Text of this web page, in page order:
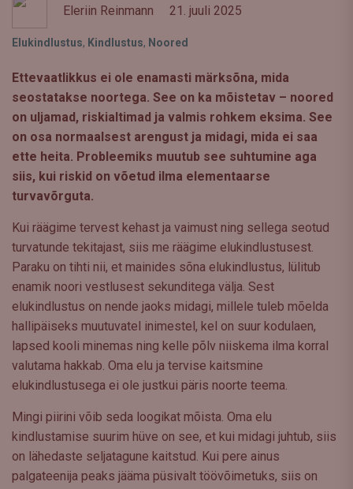
Eleriin Reinmann 21. juuli 2025
Elukindlustus, Kindlustus, Noored
Ettevaatlikkus ei ole enamasti märksõna, mida
seostatakse noortega. See on ka mõistetav – noored
on uljamad, riskialtimad ja valmis rohkem eksima. See
on osa normaalsest arengust ja midagi, mida ei saa
ette heita. Probleemiks muutub see suhtumine aga
siis, kui riskid on võetud ilma elementaarse
turvavõrguta.
Kui räägime tervest kehast ja vaimust ning sellega seotud
turvatunde tekitajast, siis me räägime elukindlustusest.
Paraku on tihti nii, et mainides sõna elukindlustus, lülitub
enamik noori vestlusest sekunditega välja. Sest
elukindlustus on nende jaoks midagi, millele tuleb mõelda
hallipäiseks muutuvatel inimestel, kel on suur kodulaen,
lapsed kooli minemas ning kelle põlv niiskema ilma korral
valutama hakkab. Oma elu ja tervise kaitsmine
elukindlustusega ei ole justkui päris noorte teema.
Mingi piirini võib seda loogikat mõista. Oma elu
kindlustamise suurim hüve on see, et kui midagi juhtub, siis
on lähedaste seljatagune kaitstud. Kui pere ainus
palgateenija peaks jääma püsivalt töövõimetuks, siis on